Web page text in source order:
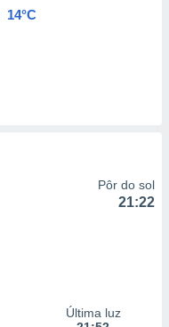
14°C
Pôr do sol
21:22
Última luz